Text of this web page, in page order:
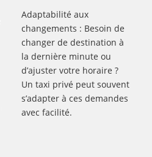
Adaptabilité aux
changements : Besoin de
changer de destination à
la dernière minute ou
d’ajuster votre horaire ?
Un taxi privé peut souvent
s’adapter à ces demandes
avec facilité.